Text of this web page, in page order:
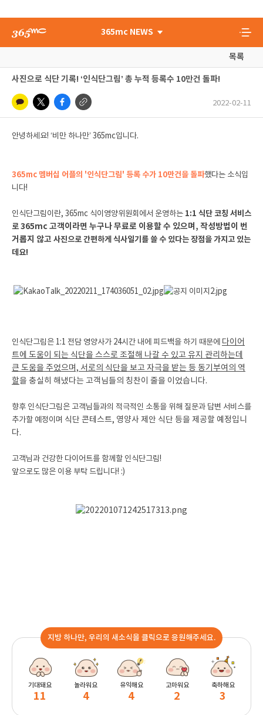
365mc NEWS
목록
사진으로 식단 기록! ‘인식단그림’ 총 누적 등록수 10만건 돌파!
2022-02-11
안녕하세요! ‘비만 하나만’ 365mc입니다.
365mc 멤버십 어플의 '인식단그림' 등록 수가 10만건을 돌파했다는 소식입
니다!
인식단그림이란, 365mc 식이영양위원회에서 운영하는 1:1 식단 코칭 서비스
로365mc 고객이라면 누구나 무료로 이용할 수 있으며, 작성방법이 번
거롭지 않고 사진으로 간편하게 식사일기를 쓸 수 있다는 장점을 가지고 있는
데요!
인식단그림은 1:1 전담 영양사가 24시간 내에 피드백을 하기 때문에 다이어
트에 도움이 되는 식단을 스스로 조절해 나갈 수 있고 유지 관리하는데
큰 도움을 주었으며, 서로의 식단을 보고 자극을 받는 등 동기부여의 역
할을 충실히 해냈다는 고객님들의 칭찬이 줄을 이었습니다.
향후 인식단그림은 고객님들과의 적극적인 소통을 위해 질문과 답변 서비스를
추가할 예정이며 식단 콘테스트, 영양사 제안 식단 등을 제공할 예정입니
다.
고객님과 건강한 다이어트를 함께할 인식단그림!
앞으로도 많은 이용 부탁 드립니다! :)
지방 하나만, 우리의 새소식을 클릭으로 응원해주세요.
기대돼요
11
놀라워요
4
유익해요
4
고마워요
2
축하해요
3